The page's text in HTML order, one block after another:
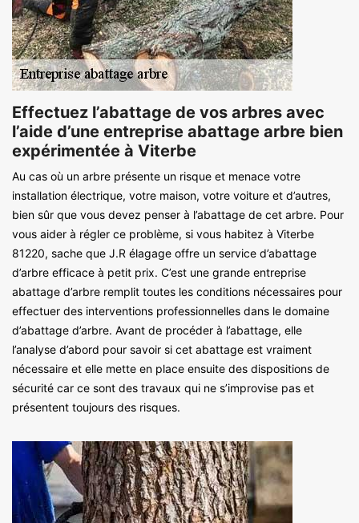
Effectuez l’abattage de vos arbres avec
l’aide d’une entreprise abattage arbre bien
expérimentée à Viterbe
Au cas où un arbre présente un risque et menace votre
installation électrique, votre maison, votre voiture et d’autres,
bien sûr que vous devez penser à l’abattage de cet arbre. Pour
vous aider à régler ce problème, si vous habitez à Viterbe
81220, sache que J.R élagage offre un service d’abattage
d’arbre efficace à petit prix. C’est une grande entreprise
abattage d’arbre remplit toutes les conditions nécessaires pour
effectuer des interventions professionnelles dans le domaine
d’abattage d’arbre. Avant de procéder à l’abattage, elle
l’analyse d’abord pour savoir si cet abattage est vraiment
nécessaire et elle mette en place ensuite des dispositions de
sécurité car ce sont des travaux qui ne s’improvise pas et
présentent toujours des risques.